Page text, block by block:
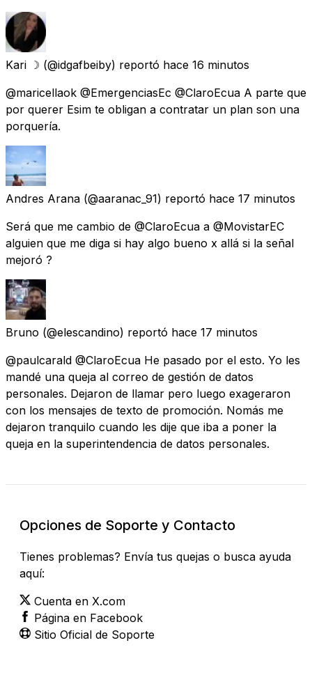
Kari ☽ (@idgafbeiby) reportó hace 16 minutos
@maricellaok @EmergenciasEc @ClaroEcua A parte que
por querer Esim te obligan a contratar un plan son una
porquería.
Andres Arana (@aaranac_91) reportó hace 17 minutos
Será que me cambio de @ClaroEcua a @MovistarEC
alguien que me diga si hay algo bueno x allá si la señal
mejoró ?
Bruno (@elescandino) reportó hace 17 minutos
@paulcarald @ClaroEcua He pasado por el esto. Yo les
mandé una queja al correo de gestión de datos
personales. Dejaron de llamar pero luego exageraron
con los mensajes de texto de promoción. Nomás me
dejaron tranquilo cuando les dije que iba a poner la
queja en la superintendencia de datos personales.
Opciones de Soporte y Contacto
Tienes problemas? Envía tus quejas o busca ayuda
aquí:
Cuenta en X.com
Página en Facebook
Sitio Oficial de Soporte